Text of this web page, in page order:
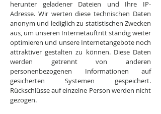
herunter geladener Dateien und Ihre IP-
Adresse. Wir werten diese technischen Daten
anonym und lediglich zu statistischen Zwecken
aus, um unseren Internetauftritt ständig weiter
optimieren und unsere Internetangebote noch
attraktiver gestalten zu können. Diese Daten
werden getrennt von anderen
personenbezogenen Informationen auf
gesicherten Systemen gespeichert.
Rückschlüsse auf einzelne Person werden nicht
gezogen.